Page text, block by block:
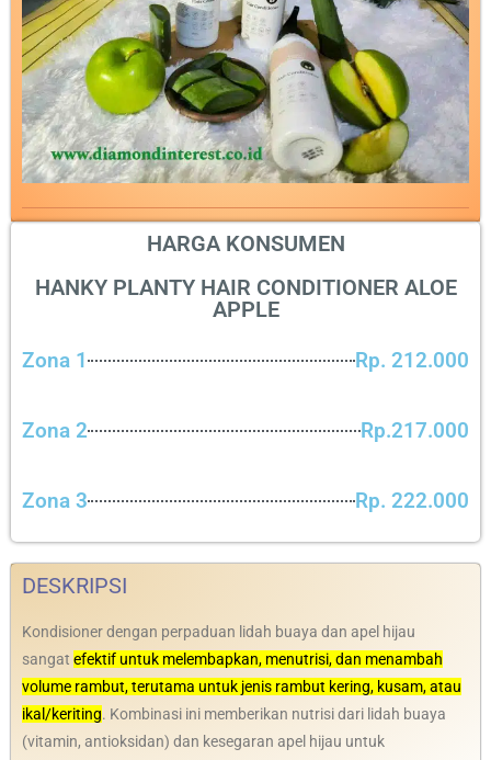
HARGA KONSUMEN
HANKY PLANTY HAIR CONDITIONER ALOE
APPLE
Zona 1 Rp. 212.000
Zona 2 Rp.217.000
Zona 3 Rp. 222.000
DESKRIPSI
Kondisioner dengan perpaduan lidah buaya dan apel hijau
sangat efektif untuk melembapkan, menutrisi, dan menambah
volume rambut, terutama untuk jenis rambut kering, kusam, atau
ikal/keriting. Kombinasi ini memberikan nutrisi dari lidah buaya
(vitamin, antioksidan) dan kesegaran apel hijau untuk